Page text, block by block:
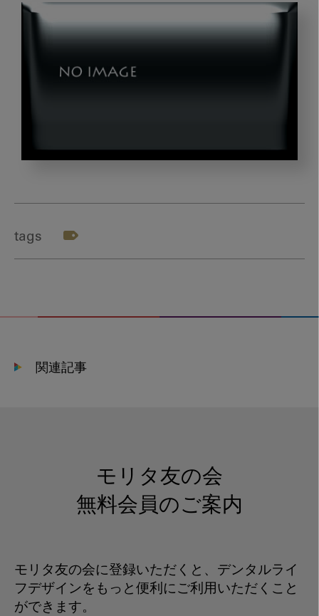
マ
tags
関連記事
モリタ友の会
無料会員のご案内
モリタ友の会に登録いただくと、デンタルライ
フデザインをもっと便利にご利用いただくこと
ができます。